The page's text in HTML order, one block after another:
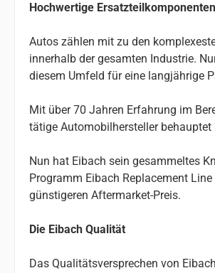
Hochwertige Ersatzteilkomponenten
Autos zählen mit zu den
innerhalb der gesamten Industrie.
diesem Umfeld für eine langjährige
Mit über 70 Jahren Erfahrung im
tätige Automobilhersteller
Nun hat Eibach sein gesammeltes
Programm Eibach Replacement
günstigeren Aftermarket-Preis.
Die Eibach Qualität
Das Qualitätsversprechen von